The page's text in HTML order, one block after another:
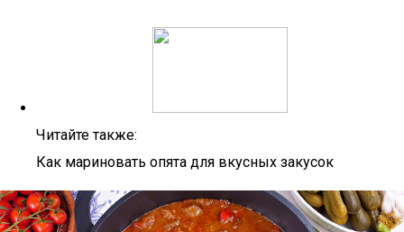
Читайте также:
Как мариновать опята для вкусных закусок